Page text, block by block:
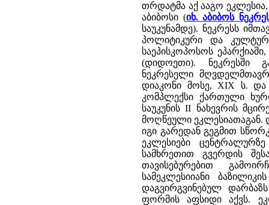
თრდატმა აქ ააგო
აბიბოსი (იხ. აბიბოს
საუკუნამდე). ნეკრესს
პოლიტიკური და
საეპისკოპოსოს
(დიდოეთი). ნეკრესში
ნეკრესელი
დიაკონი მოსე, XIX ს. და
კომპლექსი ქართული
საუკუნის II ნახევრის
მოღწეული ეკლესიათაგან.
იგი გარედან გეგმით
ეკლესიები
სამხრეთით გვერდის
თავისებურებით
სამეკლესიიანი
დაგვირგვინებულ
ფორმის აფსიდი აქვს.